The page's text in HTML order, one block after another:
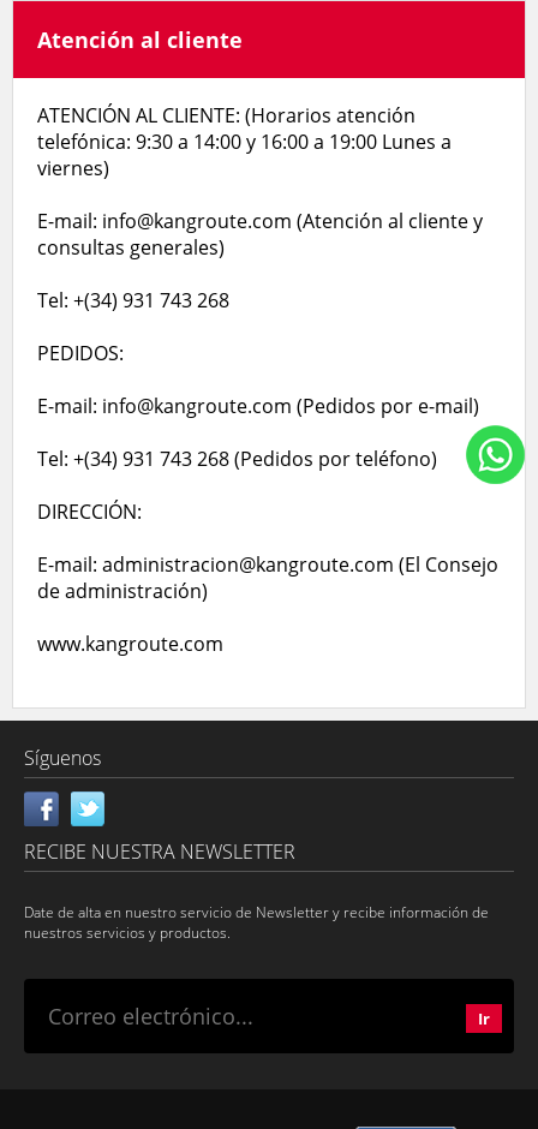
Atención al cliente
ATENCIÓN AL CLIENTE: (Horarios atención
telefónica: 9:30 a 14:00 y 16:00 a 19:00 Lunes a
viernes)
E-mail: info@kangroute.com (Atención al cliente y
consultas generales)
Tel: +(34) 931 743 268
PEDIDOS:
E-mail: info@kangroute.com (Pedidos por e-mail)
Tel: +(34) 931 743 268 (Pedidos por teléfono)
DIRECCIÓN:
E-mail: administracion@kangroute.com (El Consejo
de administración)
www.kangroute.com
Síguenos
RECIBE NUESTRA NEWSLETTER
Date de alta en nuestro servicio de Newsletter y recibe información de
nuestros servicios y productos.